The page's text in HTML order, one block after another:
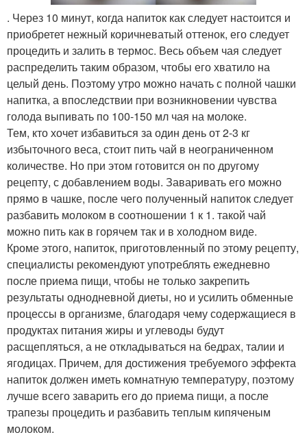
. Через 10 минут, когда напиток как следует настоится и
приобретет нежный коричневатый оттенок, его следует
процедить и залить в термос. Весь объем чая следует
распределить таким образом, чтобы его хватило на
целый день. Поэтому утро можно начать с полной чашки
напитка, а впоследствии при возникновении чувства
голода выпивать по 100-150 мл чая на молоке.
Тем, кто хочет избавиться за один день от 2-3 кг
избыточного веса, стоит пить чай в неограниченном
количестве. Но при этом готовится он по другому
рецепту, с добавлением воды. Заваривать его можно
прямо в чашке, после чего полученный напиток следует
разбавить молоком в соотношении 1 к 1. такой чай
можно пить как в горячем так и в холодном виде.
Кроме этого, напиток, приготовленный по этому рецепту,
специалисты рекомендуют употреблять ежедневно
после приема пищи, чтобы не только закрепить
результаты однодневной диеты, но и усилить обменные
процессы в организме, благодаря чему содержащиеся в
продуктах питания жиры и углеводы будут
расщепляться, а не откладываться на бедрах, талии и
ягодицах. Причем, для достижения требуемого эффекта
напиток должен иметь комнатную температуру, поэтому
лучше всего заварить его до приема пищи, а после
трапезы процедить и разбавить теплым кипяченым
молоком.